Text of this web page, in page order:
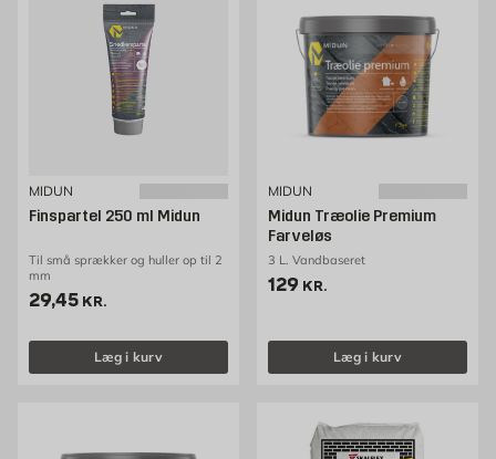
MIDUN
Finspartel 250 ml Midun
Til små sprækker og huller op til 2
mm
Pris 29.45 kr. /stk
29,45 KR.
Læg i kurv
MIDUN
Midun Træolie Premium
Farveløs
3 L. Vandbaseret
Pris 129 kr. /stk
129 KR.
Læg i kurv